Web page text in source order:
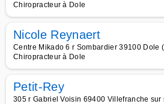
Chiropracteur à Dole
Nicole Reynaert
Centre Mikado 6 r Sombardier 39100 Dole
Chiropracteur à Dole
Petit-Rey
305 r Gabriel Voisin 69400 Villefranche sur